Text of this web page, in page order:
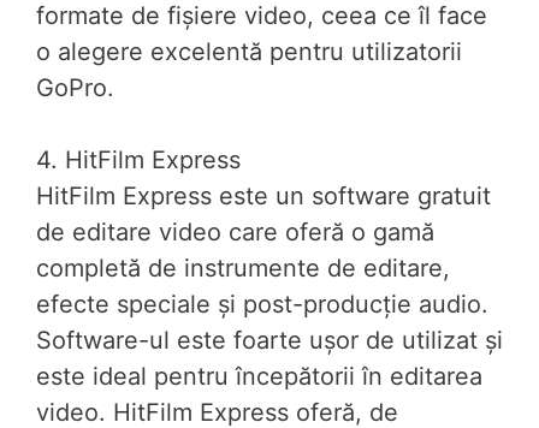
formate de fișiere video, ceea ce îl face
o alegere excelentă pentru utilizatorii
GoPro.
4. HitFilm Express
HitFilm Express este un software gratuit
de editare video care oferă o gamă
completă de instrumente de editare,
efecte speciale și post-producție audio.
Software-ul este foarte ușor de utilizat și
este ideal pentru începătorii în editarea
video. HitFilm Express oferă, de